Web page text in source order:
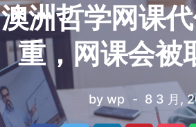
澳洲哲学网课
重，网课会被
by wp 8 3 月,